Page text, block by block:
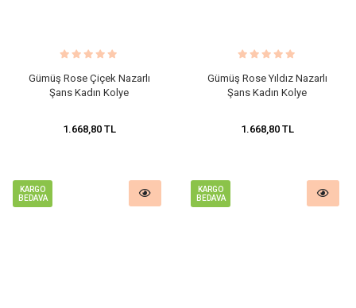
Gümüş Rose Çiçek Nazarlı
Şans Kadın Kolye
1.668,80 TL
Gümüş Rose Yıldız Nazarlı
Şans Kadın Kolye
1.668,80 TL
KARGO
BEDAVA
KARGO
BEDAVA